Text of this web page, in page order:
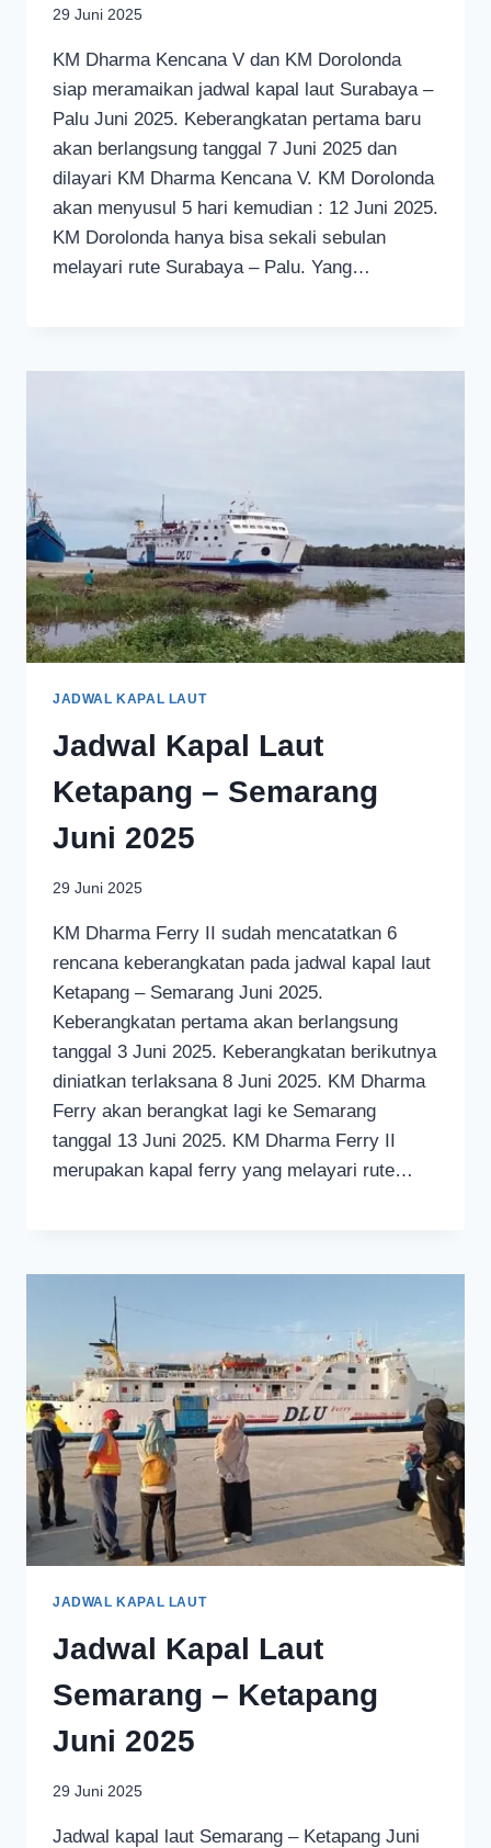
29 Juni 2025
KM Dharma Kencana V dan KM Dorolonda
siap meramaikan jadwal kapal laut Surabaya –
Palu Juni 2025. Keberangkatan pertama baru
akan berlangsung tanggal 7 Juni 2025 dan
dilayari KM Dharma Kencana V. KM Dorolonda
akan menyusul 5 hari kemudian : 12 Juni 2025.
KM Dorolonda hanya bisa sekali sebulan
melayari rute Surabaya – Palu. Yang…
JADWAL KAPAL LAUT
Jadwal Kapal Laut
Ketapang – Semarang
Juni 2025
29 Juni 2025
KM Dharma Ferry II sudah mencatatkan 6
rencana keberangkatan pada jadwal kapal laut
Ketapang – Semarang Juni 2025.
Keberangkatan pertama akan berlangsung
tanggal 3 Juni 2025. Keberangkatan berikutnya
diniatkan terlaksana 8 Juni 2025. KM Dharma
Ferry akan berangkat lagi ke Semarang
tanggal 13 Juni 2025. KM Dharma Ferry II
merupakan kapal ferry yang melayari rute…
JADWAL KAPAL LAUT
Jadwal Kapal Laut
Semarang – Ketapang
Juni 2025
29 Juni 2025
Jadwal kapal laut Semarang – Ketapang Juni